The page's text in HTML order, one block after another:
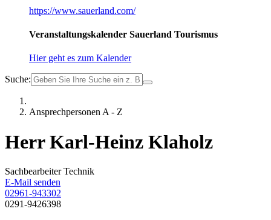
https://www.sauerland.com/
Veranstaltungskalender Sauerland Tourismus
Hier geht es zum Kalender
Suche:
Ansprechpersonen A - Z
Herr Karl-Heinz Klaholz
Sachbearbeiter Technik
E-Mail senden
02961-943302
0291-9426398